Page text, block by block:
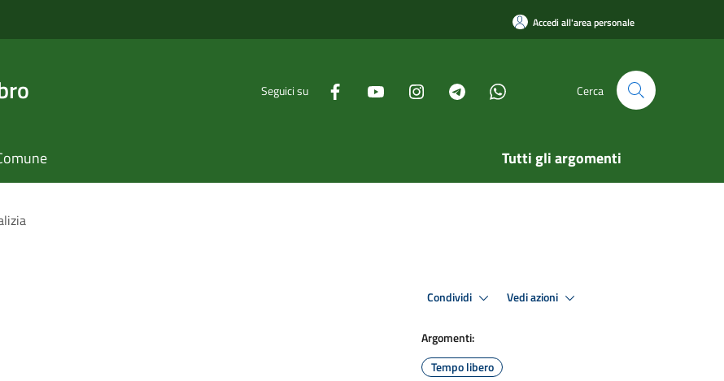
Accedi all'area personale
Seguici su Cerca
Tutti gli argomenti
Condividi Vedi azioni
Argomenti:
Tempo libero